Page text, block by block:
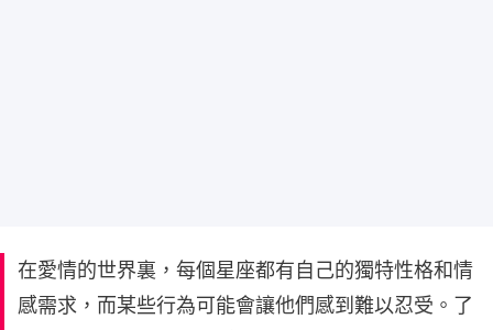
在愛情的世界裏，每個星座都有自己的獨特性格和情
感需求，而某些行為可能會讓他們感到難以忍受。了